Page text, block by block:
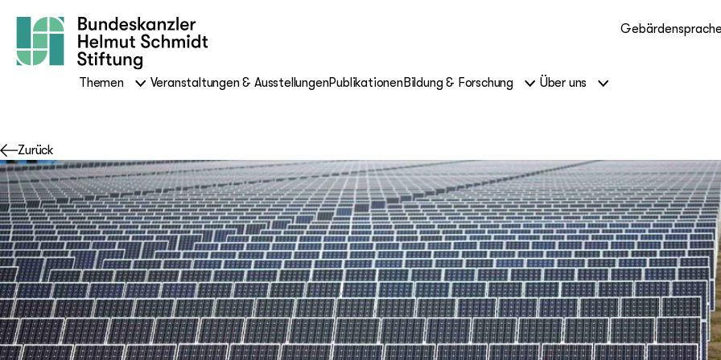
Gebärdensprache
Themen Veranstaltungen & AusstellungenPublikationenBildung & Forschung Über uns
Zurück